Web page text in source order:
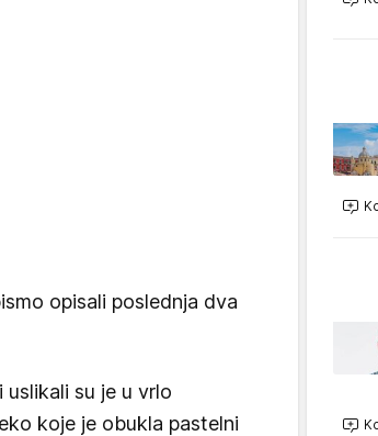
opisali poslednja dva
su je u vrlo
koje je obukla pastelni